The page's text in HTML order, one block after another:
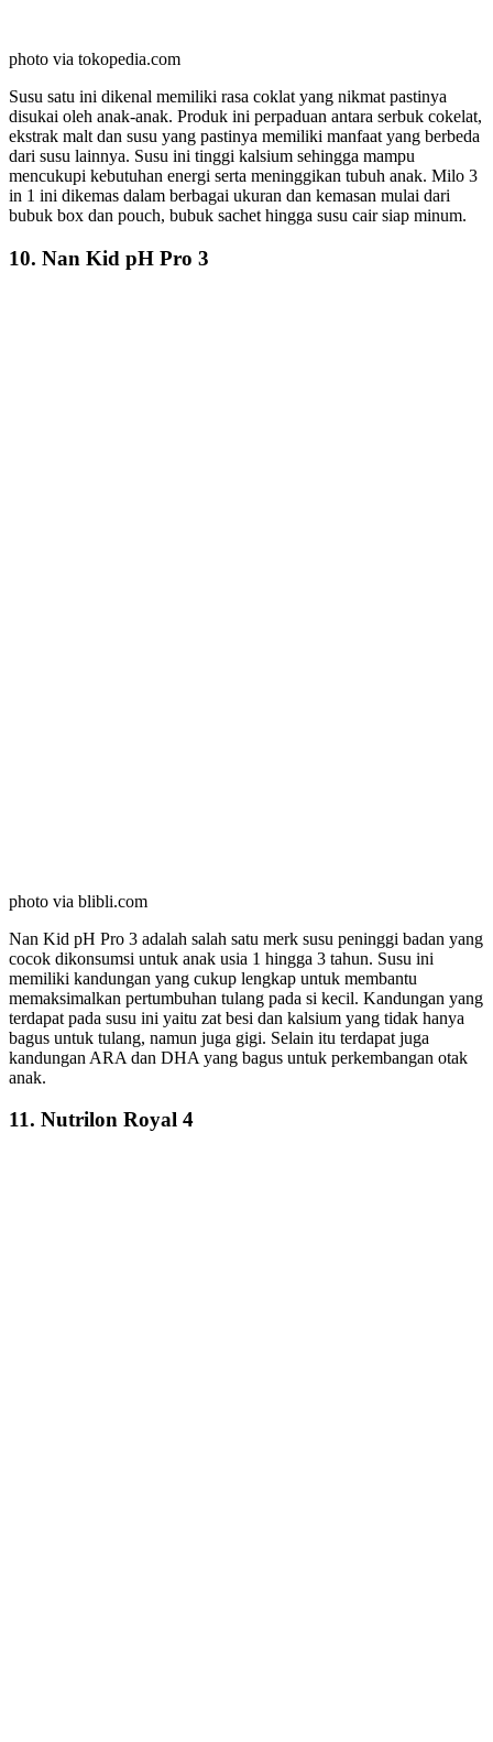
photo via tokopedia.com
Susu satu ini dikenal memiliki rasa coklat yang nikmat pastinya
disukai oleh anak-anak. Produk ini perpaduan antara serbuk cokelat,
ekstrak malt dan susu yang pastinya memiliki manfaat yang berbeda
dari susu lainnya. Susu ini tinggi kalsium sehingga mampu
mencukupi kebutuhan energi serta meninggikan tubuh anak. Milo 3
in 1 ini dikemas dalam berbagai ukuran dan kemasan mulai dari
bubuk box dan pouch, bubuk sachet hingga susu cair siap minum.
10. Nan Kid pH Pro 3
photo via blibli.com
Nan Kid pH Pro 3 adalah salah satu merk susu peninggi badan yang
cocok dikonsumsi untuk anak usia 1 hingga 3 tahun. Susu ini
memiliki kandungan yang cukup lengkap untuk membantu
memaksimalkan pertumbuhan tulang pada si kecil. Kandungan yang
terdapat pada susu ini yaitu zat besi dan kalsium yang tidak hanya
bagus untuk tulang, namun juga gigi. Selain itu terdapat juga
kandungan ARA dan DHA yang bagus untuk perkembangan otak
anak.
11. Nutrilon Royal 4